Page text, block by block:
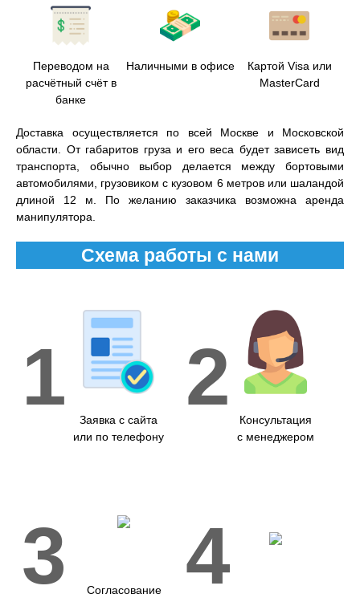
Переводом на
расчётный счёт в
банке
Наличными в офисе
Картой Visa или
MasterCard
Доставка осуществляется по всей Москве и Московской
области. От габаритов груза и его веса будет зависеть вид
транспорта, обычно выбор делается между бортовыми
автомобилями, грузовиком с кузовом 6 метров или шаландой
длиной 12 м. По желанию заказчика возможна аренда
манипулятора.
Схема работы с нами
1
Заявка с сайта
или по телефону
2
Консультация
с менеджером
3
Согласование
4